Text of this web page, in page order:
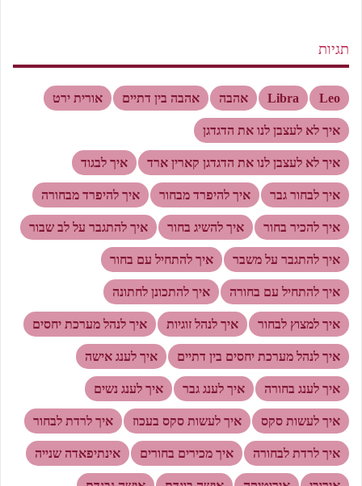
תגיות
Leo
Libra אהבה אהבה בין דתיים אורית ירט
איך לא לעצבן לנו את הדגדגן
איך לא לעצבן לנו את הדגדגן קארין ארד איך לבגוד
איך לבחור גבר איך להיפרד מבחור איך להיפרד מבחורה
איך להכיר בחור איך להשיג בחור איך להתגבר על לב שבור
איך להתגבר על משבר איך להתחיל עם בחור
איך להתחיל עם בחורה איך להתכונן לחתונה
איך למצוץ לבחור איך לנהל זוגיות איך לנהל מערכת יחסים
איך לנהל מערכת יחסים בין דתיים איך לענג אישה
איך לענג בחורה איך לענג גבר איך לענג נשים
איך לעשות סקס איך לעשות סקס בעכוז איך לרדת לבחור
איך לרדת לבחורה איך מכירים בחורים אינתיפאדה שנייה